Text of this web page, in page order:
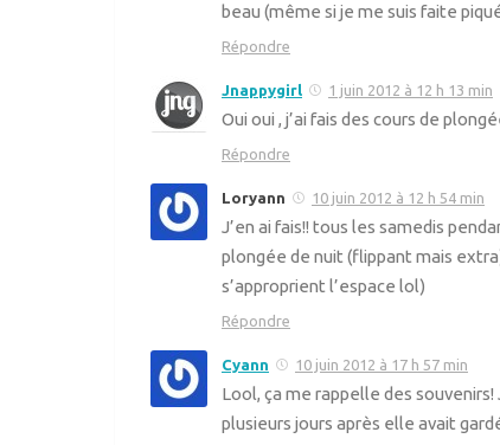
beau (même si je me suis faite
Répondre
Jnappygirl 1 juin 2012 à 12 h 13 min
Oui oui , j’ai fais des cours de
Répondre
Loryann 10 juin 2012 à 12 h 54 min
J’en ai fais!! tous les samedis
plongée de nuit (flippant mais
s’approprient l’espace lol)
Répondre
Cyann 10 juin 2012 à 17 h 57 min
Lool, ça me rappelle des
plusieurs jours après elle avait